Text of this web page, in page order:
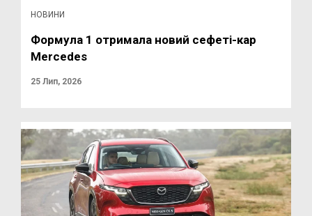
НОВИНИ
Формула 1 отримала новий сефеті-кар
Mercedes
25 Лип, 2026